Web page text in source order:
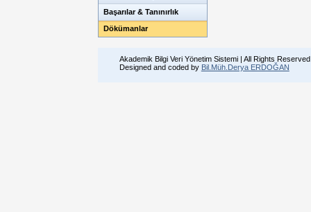
Başarılar & Tanınırlık
Dökümanlar
Akademik Bilgi Veri Yönetim Sistemi | All Rights
Designed and coded by Bil.Müh.Derya ERDOĞAN